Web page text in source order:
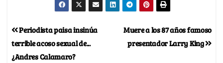
Muere a los 87 años famoso
presentador Larry King
Periodista paisa insinúa
terrible acoso sexual de...
¿Andres Calamaro?